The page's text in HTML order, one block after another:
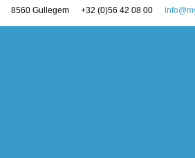
8560 Gullegem +32 (0)56 42 08 00